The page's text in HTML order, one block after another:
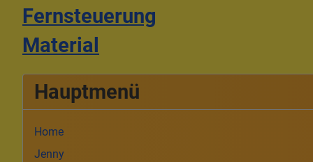
Fernsteuerung
Material
Hauptmenü
Home
Jenny